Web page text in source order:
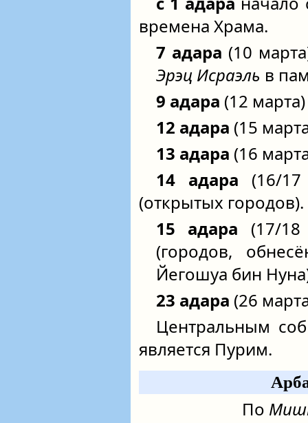
времена Храма.
7 адара (10
Эрэц Исраэль в
9 адара (12
12 адара (15
13 адара (16
14 адара (16/
(открытых городов).
15 адара (17/
(городов,
Йегошуа бин
23 адара (26
Центральным
является Пурим.
По